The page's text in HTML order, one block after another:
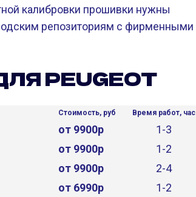
калибровки прошивки нужны
репозиториям с фирменными
PEUGEOT
Стоимость, руб Время работ, час
от 9900р
1-3
от 9900р
1-2
от 9900р
2-4
от 6990р
1-2